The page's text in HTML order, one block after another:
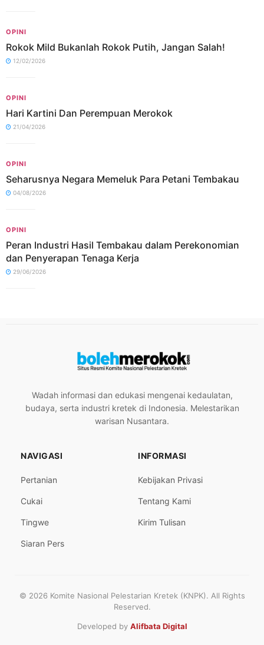
OPINI
Rokok Mild Bukanlah Rokok Putih, Jangan Salah!
12/02/2026
OPINI
Hari Kartini Dan Perempuan Merokok
21/04/2026
OPINI
Seharusnya Negara Memeluk Para Petani Tembakau
04/08/2026
OPINI
Peran Industri Hasil Tembakau dalam Perekonomian
dan Penyerapan Tenaga Kerja
29/06/2026
Wadah informasi dan edukasi mengenai kedaulatan,
budaya, serta industri kretek di Indonesia. Melestarikan
warisan Nusantara.
NAVIGASI
Pertanian
Cukai
Tingwe
Siaran Pers
INFORMASI
Kebijakan Privasi
Tentang Kami
Kirim Tulisan
© 2026 Komite Nasional Pelestarian Kretek (KNPK). All Rights
Reserved.
Developed by Alifbata Digital